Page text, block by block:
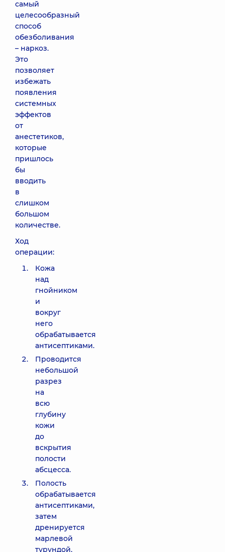
самый
целесообразный
способ
обезболивания
– наркоз.
Это
позволяет
избежать
появления
системных
эффектов
от
анестетиков,
которые
пришлось
бы
вводить
в
слишком
большом
количестве.
Ход
операции:
Кожа
над
гнойником
и
вокруг
него
обрабатывается
антисептиками.
Проводится
небольшой
разрез
на
всю
глубину
кожи
до
вскрытия
полости
абсцесса.
Полость
обрабатывается
антисептиками,
затем
дренируется
марлевой
турундой,